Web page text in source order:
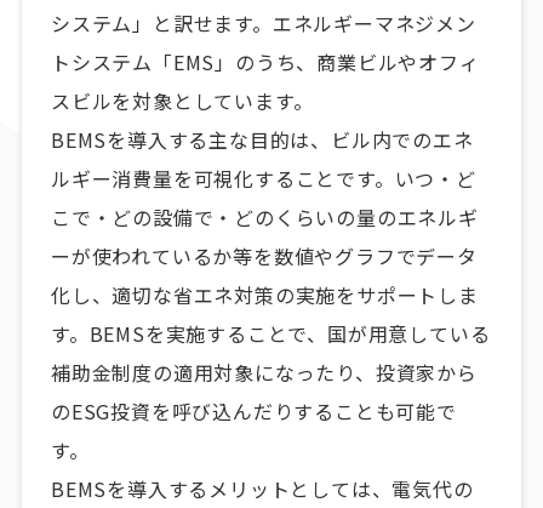
システム」と訳せます。エネルギーマネジメン
トシステム「EMS」のうち、商業ビルやオフィ
スビルを対象としています。
BEMSを導入する主な目的は、ビル内でのエネ
ルギー消費量を可視化することです。いつ・ど
こで・どの設備で・どのくらいの量のエネルギ
ーが使われているか等を数値やグラフでデータ
化し、適切な省エネ対策の実施をサポートしま
す。BEMSを実施することで、国が用意している
補助金制度の適用対象になったり、投資家から
のESG投資を呼び込んだりすることも可能で
す。
BEMSを導入するメリットとしては、電気代の